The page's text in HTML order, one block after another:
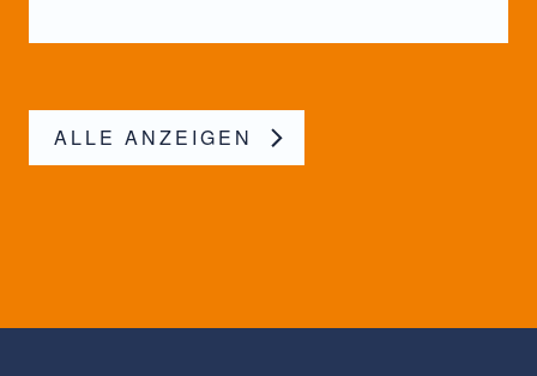
ALLE ANZEIGEN